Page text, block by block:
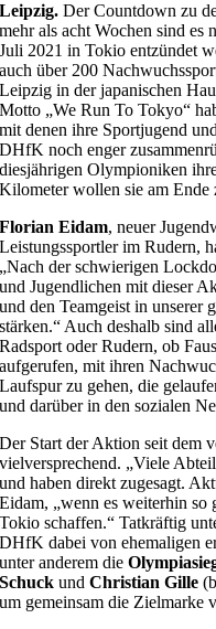
Leipzig. Der Countdown zu
mehr als acht Wochen sind es
Juli 2021 in Tokio entzündet
auch über 200
Leipzig in der japanischen
Motto „We Run To Tokyo“
mit denen ihre Sportjugend
DHfK noch enger
diesjährigen Olympioniken
Kilometer wollen sie am Ende
Florian Eidam, neuer
Leistungssportler im Rudern,
„Nach der schwierigen
und Jugendlichen mit dieser
und den Teamgeist in unserer
stärken.“ Auch deshalb sind
Radsport oder Rudern, ob
aufgerufen, mit ihren
Laufspur zu gehen, die
und darüber in den sozialen
Der Start der Aktion seit dem
vielversprechend. „Viele
und haben direkt zugesagt.
Eidam, „wenn es weiterhin
Tokio schaffen.“ Tatkräftig
DHfK dabei von ehemaligen
unter anderem die
Schuck undChristian Gille
um gemeinsam die Zielmarke